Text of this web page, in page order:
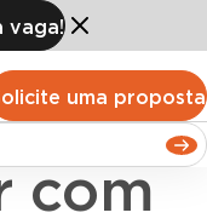
uma proposta
vaga!
com